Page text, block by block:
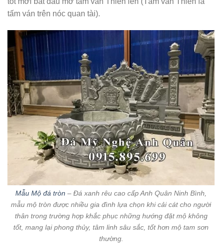
tấm ván trên nóc quan tài).
Mẫu Mộ đá tròn – Đá xanh rêu cao cấp Anh Quân Ninh Bình,
mẫu mộ tròn được nhiều gia đình lựa chọn khi cải cát cho người
thân trong trường hợp khắc phục những hướng đặt mộ không
tốt, mang lại phong thủy, tâm linh sâu sắc, tốt hơn mộ tam sơn
thường.